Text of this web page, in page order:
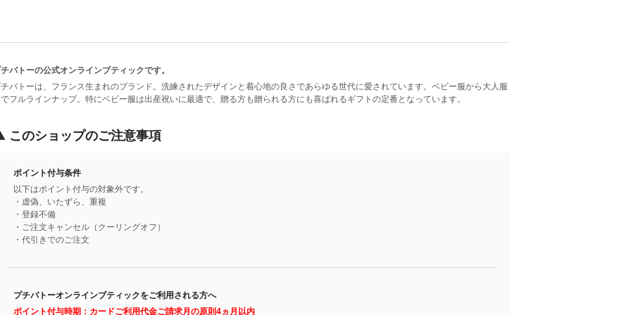
バトーの公式オンラインブティックです。
バトーは、フランス生まれのブランド。洗練されたデザインと着心地の良さであらゆる世代に愛されています。ベビー服から大人服
フルラインナップ。特にベビー服は出産祝いに最適で、贈る方も贈られる方にも喜ばれるギフトの定番となっています。
このショップのご注意事項
ポイント付与条件
以下はポイント付与の対象外です。
・虚偽、いたずら、重複
・登録不備
・ご注文キャンセル（クーリングオフ）
・代引きでのご注文
プチバトーオンラインブティックをご利用される方へ
ポイント付与時期：カードご利用代金ご請求月の原則4ヵ月以内